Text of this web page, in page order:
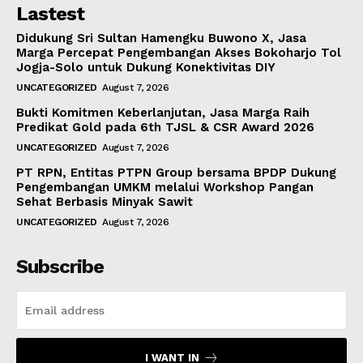
Lastest
Didukung Sri Sultan Hamengku Buwono X, Jasa
Marga Percepat Pengembangan Akses Bokoharjo Tol
Jogja-Solo untuk Dukung Konektivitas DIY
UNCATEGORIZED August 7, 2026
Bukti Komitmen Keberlanjutan, Jasa Marga Raih
Predikat Gold pada 6th TJSL & CSR Award 2026
UNCATEGORIZED August 7, 2026
PT RPN, Entitas PTPN Group bersama BPDP Dukung
Pengembangan UMKM melalui Workshop Pangan
Sehat Berbasis Minyak Sawit
UNCATEGORIZED August 7, 2026
Subscribe
I WANT IN